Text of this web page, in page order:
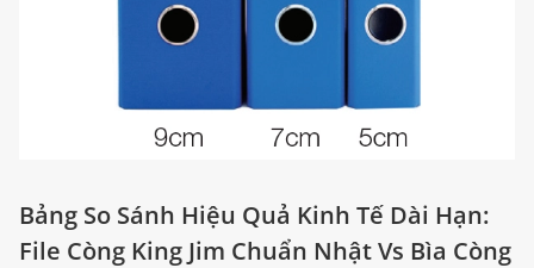
Bảng So Sánh Hiệu Quả Kinh Tế Dài Hạn:
File Còng King Jim Chuẩn Nhật Vs Bìa Còng